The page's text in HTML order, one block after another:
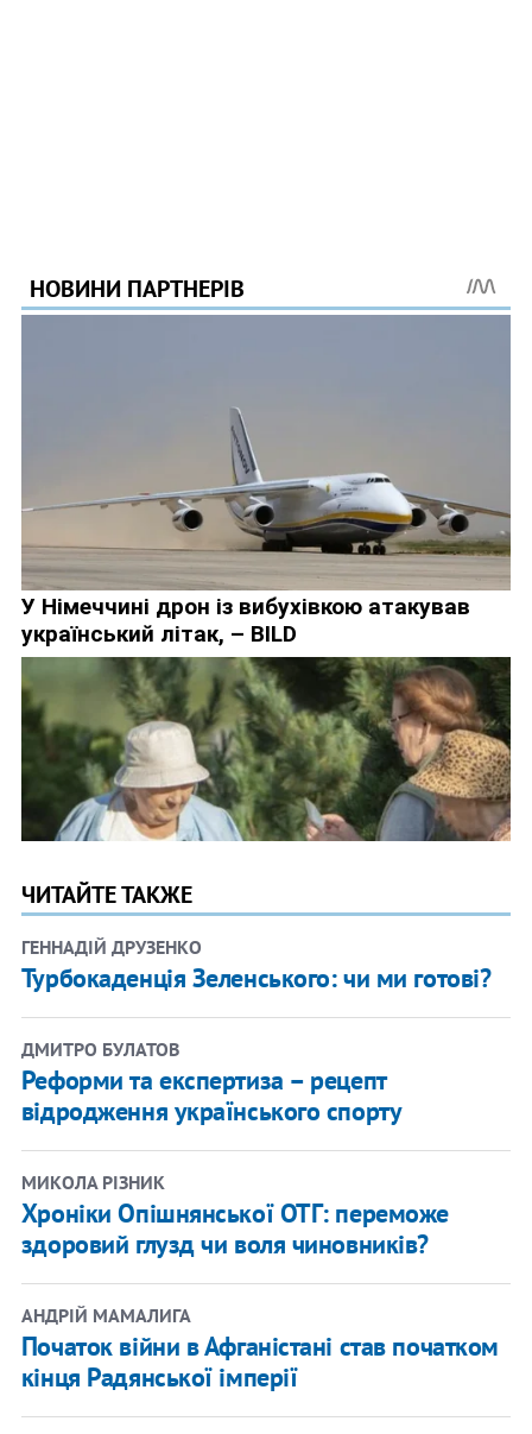
ЧИТАЙТЕ ТАКЖЕ
ГЕННАДІЙ ДРУЗЕНКО
Турбокаденція Зеленського: чи ми готові?
ДМИТРО БУЛАТОВ
Реформи та експертиза – рецепт
відродження українського спорту
МИКОЛА РІЗНИК
Хроніки Опішнянської ОТГ: переможе
здоровий глузд чи воля чиновників?
АНДРІЙ МАМАЛИГА
Початок війни в Афганістані став початком
кінця Радянської імперії